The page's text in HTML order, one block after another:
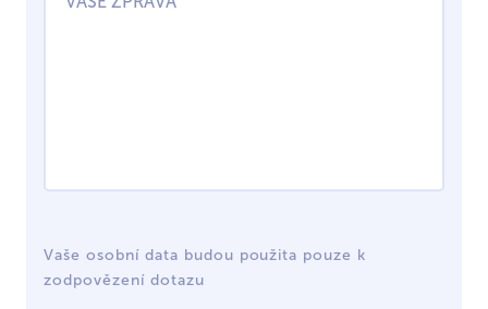
Vaše osobní data budou použita pouze k
zodpovězení dotazu